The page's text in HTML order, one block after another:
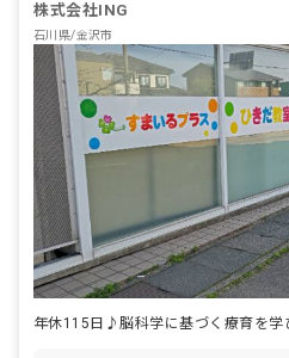
株式会社ING
石川県/金沢市